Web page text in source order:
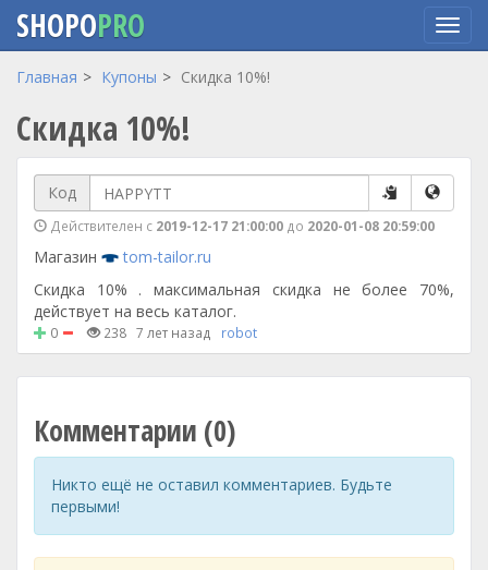
Перейти
основному
содержанию
SHOPOPRO
Главная Купоны Скидка 10%!
Скидка 10%!
Код
Действителен с 2019-12-17 21:00:00 до 2020-01-08 20:59:00
Магазин
tom-tailor.ru
Скидка 10% . максимальная скидка не более 70%,
действует на весь каталог.
0 238 7 лет назад robot
Комментарии (0)
Никто ещё не оставил комментариев. Будьте
первыми!